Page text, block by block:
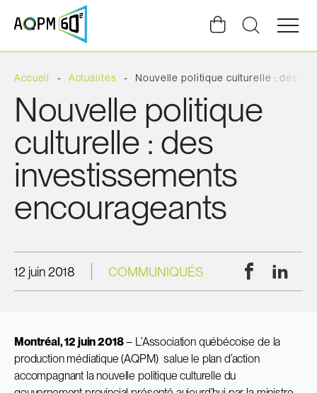
Ouvrir
la
du
Accueil Actualités Nouvelle politique culturelle : des
Nouvelle politique
culturelle : des
investissements
encourageants
12 juin 2018 COMMUNIQUÉS Facebook
Montréal, 12 juin 2018– L’Association québécoise de la
production médiatique (AQPM) salue le plan d’action
accompagnant la nouvelle politique culturelle du